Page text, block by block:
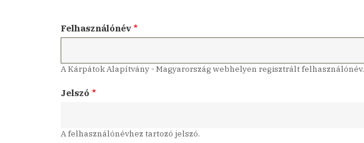
Felhasználónév
A Kárpátok Alapítvány - Magyarország webhelyen regisztrált felhasználónév.
Jelszó
A felhasználónévhez tartozó jelszó.